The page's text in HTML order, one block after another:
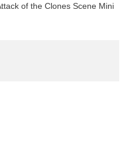
of the Clones Scene Mini